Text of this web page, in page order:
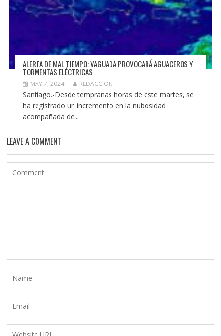
ALERTA DE MAL TIEMPO: VAGUADA PROVOCARÁ AGUACEROS Y
TORMENTAS ELÉCTRICAS
MAY 7, 2024 REDACCION
Santiago.-Desde tempranas horas de este martes, se
ha registrado un incremento en la nubosidad
acompañada de...
LEAVE A COMMENT